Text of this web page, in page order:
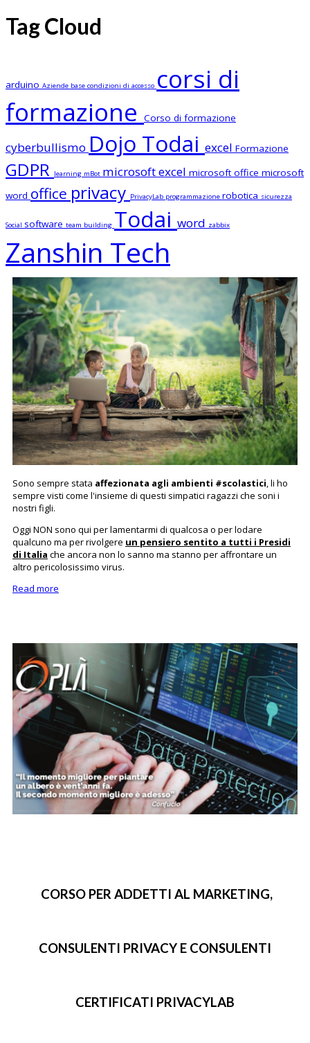
Tag Cloud
arduino Aziende base condizioni di accesso corsi di
formazione
Corso di formazione
cyberbullismo Dojo Todai excel Formazione
GDPR learning mBot microsoft excel microsoft office microsoft
word office privacy PrivacyLab programmazione robotica sicurezza
Social software team building Todai word zabbix
Zanshin Tech
‌Sono sempre stata affezionata agli ambienti #scolastici, li ho
sempre visti come l'insieme di questi simpatici ragazzi che soni i
nostri figli.
Oggi NON sono qui per lamentarmi di qualcosa o per lodare
qualcuno ma per rivolgere un pensiero sentito a tutti i Presidi
di Italia che ancora non lo sanno ma stanno per affrontare un
altro pericolosissimo virus.
Read more
CORSO PER ADDETTI AL MARKETING,
CONSULENTI PRIVACY E CONSULENTI
CERTIFICATI PRIVACYLAB